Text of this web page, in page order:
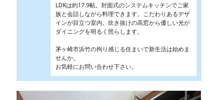
LDKは約17.9帖。対面式のシステムキッチンでご家
族と会話しながら料理できます。こだわりあるデザ
インが目立つ室内。吹き抜けの高窓から優しい光が
ダイニングを明るく照らします。
茅ヶ崎市浜竹の拘り感じる住まいで新生活は始めま
せんか。
お気軽にお問い合わせ下さい。